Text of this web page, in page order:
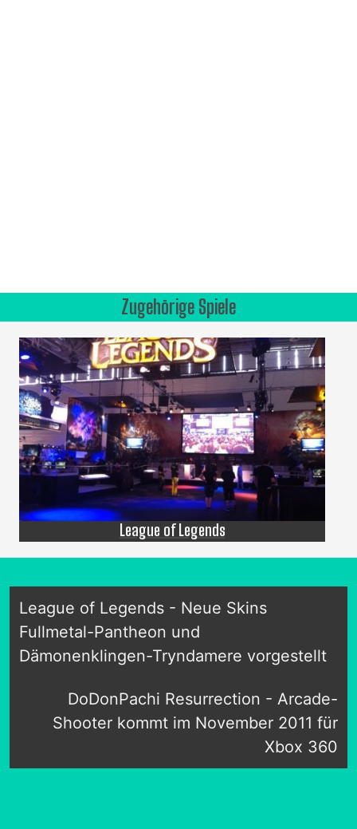
Zugehörige Spiele
League of Legends
League of Legends - Neue Skins
Fullmetal-Pantheon und
Dämonenklingen-Tryndamere vorgestellt
DoDonPachi Resurrection - Arcade-
Shooter kommt im November 2011 für
Xbox 360